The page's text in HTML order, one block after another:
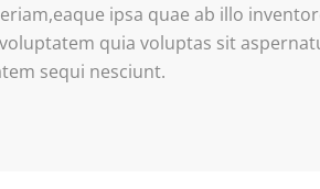
ipsa quae ab illo
quia voluptas sit
sequi nesciunt.